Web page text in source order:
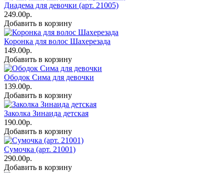
Диадема для девочки (арт. 21005)
249.00р.
Добавить в корзину
Коронка для волос Шахерезада
149.00р.
Добавить в корзину
Ободок Сима для девочки
139.00р.
Добавить в корзину
Заколка Зинаида детская
190.00р.
Добавить в корзину
Сумочка (арт. 21001)
290.00р.
Добавить в корзину